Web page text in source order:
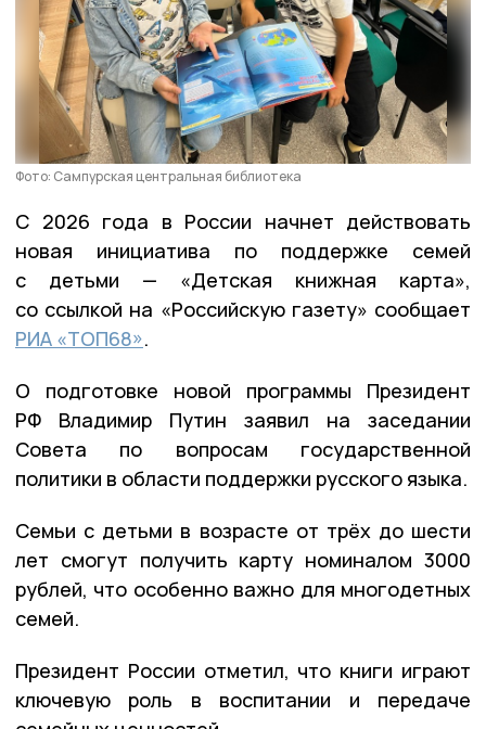
Фото: Сампурская центральная библиотека
С 2026 года в России начнет действовать
новая инициатива по поддержке семей
с детьми — «Детская книжная карта»,
со ссылкой на «Российскую газету» сообщает
РИА «ТОП68».
О подготовке новой программы Президент
РФ Владимир Путин заявил на заседании
Совета по вопросам государственной
политики в области поддержки русского языка.
Семьи с детьми в возрасте от трёх до шести
лет смогут получить карту номиналом 3000
рублей, что особенно важно для многодетных
семей.
Президент России отметил, что книги играют
ключевую роль в воспитании и передаче